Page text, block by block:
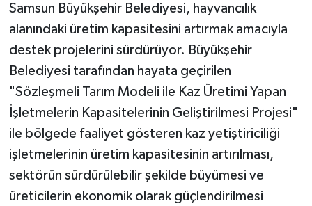
Samsun Büyükşehir Belediyesi, hayvancılık
alanındaki üretim kapasitesini artırmak amacıyla
destek projelerini sürdürüyor. Büyükşehir
Belediyesi tarafından hayata geçirilen
"Sözleşmeli Tarım Modeli ile Kaz Üretimi Yapan
İşletmelerin Kapasitelerinin Geliştirilmesi Projesi"
ile bölgede faaliyet gösteren kaz yetiştiriciliği
işletmelerinin üretim kapasitesinin artırılması,
sektörün sürdürülebilir şekilde büyümesi ve
üreticilerin ekonomik olarak güçlendirilmesi